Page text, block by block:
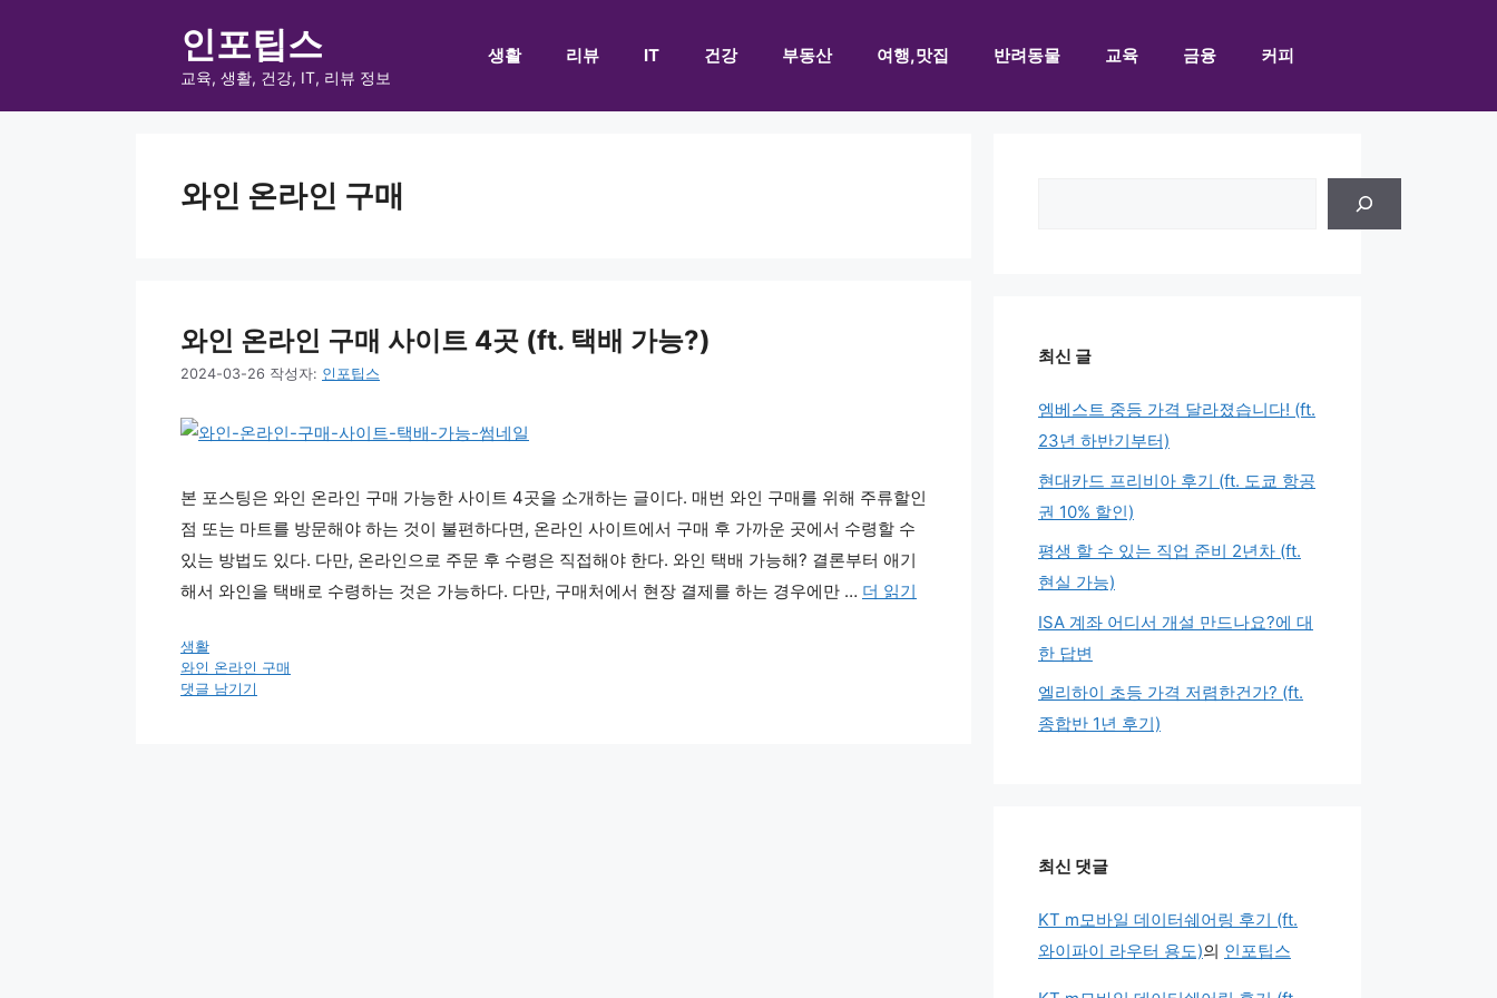
로
인포팁스
교육, 생활, 건강, IT, 리뷰 정보
생활 리뷰 IT 건강 부동산 여행,맛집 반려동물 교육 금융 커피
와인 온라인 구매
와인 온라인 구매 사이트 4곳 (ft. 택배 가능?)
2024-03-26 작성자: 인포팁스
본 포스팅은 와인 온라인 구매 가능한 사이트 4곳을 소개하는 글이다. 매번 와인 구매를 위해 주류할인
점 또는 마트를 방문해야 하는 것이 불편하다면, 온라인 사이트에서 구매 후 가까운 곳에서 수령할 수
있는 방법도 있다. 다만, 온라인으로 주문 후 수령은 직접해야 한다. 와인 택배 가능해? 결론부터 애기
해서 와인을 택배로 수령하는 것은 가능하다. 다만, 구매처에서 현장 결제를 하는 경우에만 … 더 읽기
카
테
고
생활
태
그
와인 온라인 구매
댓글 남기기
최신 글
엠베스트 중등 가격 달라졌습니다! (ft.
23년 하반기부터)
현대카드 프리비아 후기 (ft. 도쿄 항공
권 10% 할인)
평생 할 수 있는 직업 준비 2년차 (ft.
현실 가능)
ISA 계좌 어디서 개설 만드나요?에 대
한 답변
엘리하이 초등 가격 저렴한건가? (ft.
종합반 1년 후기)
최신 댓글
KT m모바일 데이터쉐어링 후기 (ft.
와이파이 라우터 용도)의 인포팁스